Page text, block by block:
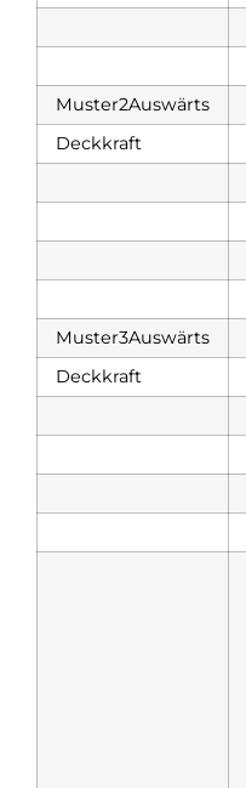
Muster2Auswärts
Deckkraft
Muster3Auswärts
Deckkraft